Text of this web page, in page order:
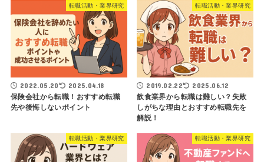
転職活動・業界研究
2022.05.20 2025.04.18
保険会社から転職！おすすめ転職
先や後悔しないポイント
転職活動・業界研究
2019.02.22 2025.06.12
飲食業界から転職は難しい？失敗
しがちな理由とおすすめ転職先を
解説！
転職活動・業界研究 転職活動・業界研究